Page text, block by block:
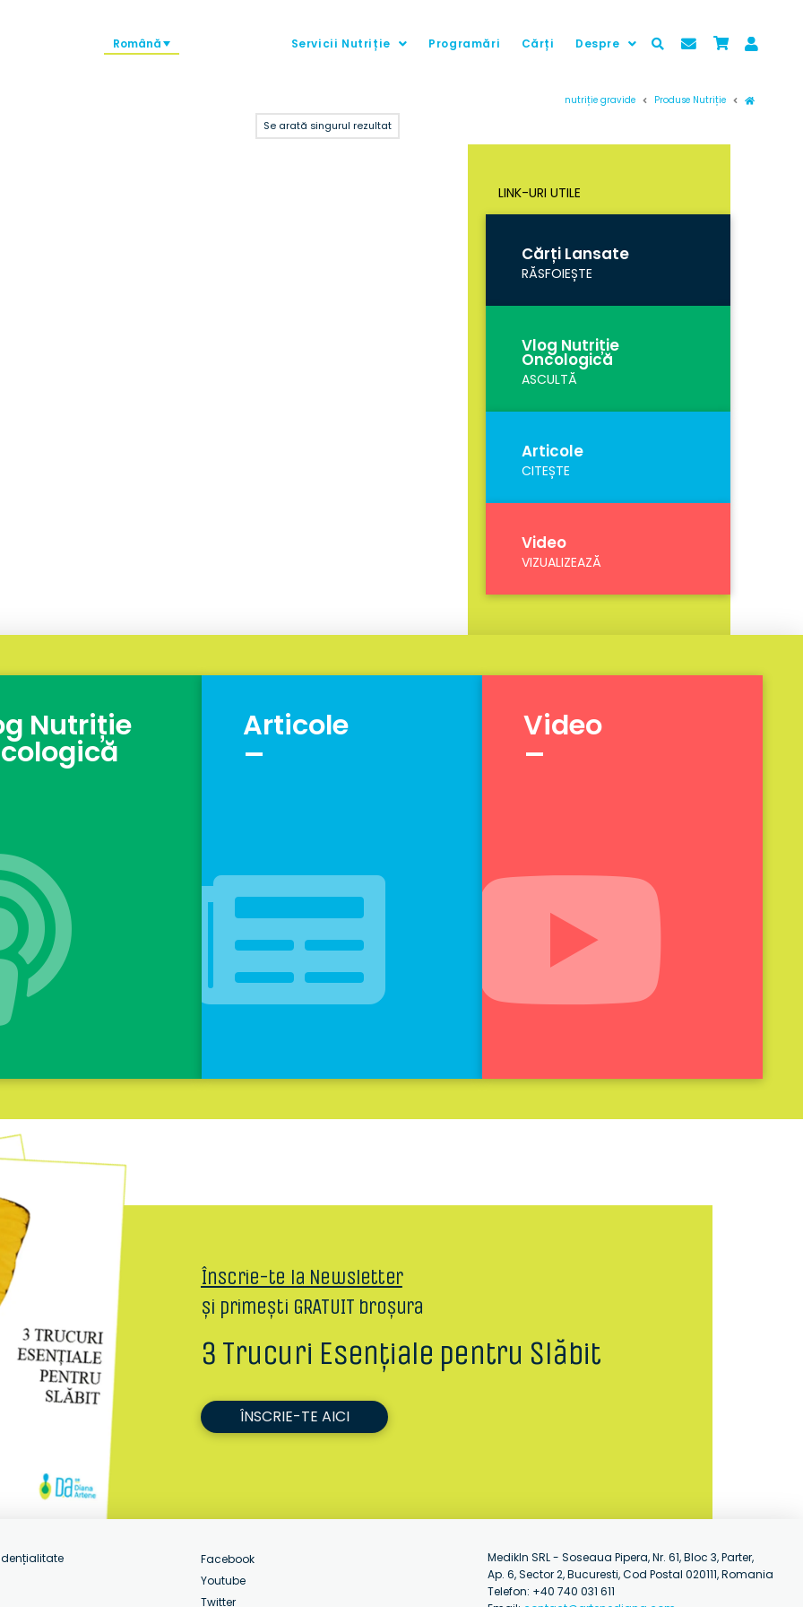
Română Servicii Nutriție Programări Cărți Despre
Prima
Produse Nutriție
nutriție gravide
Se arată singurul rezultat
LINK-URI UTILE
Cărți Lansate
RĂSFOIEȘTE
Vlog Nutriție
Oncologică
ASCULTĂ
Articole
CITEȘTE
Video
VIZUALIZEAZĂ
Nutriție Articole
_ Video
_
Înscrie-te la Newsletter
și primești GRATUIT broșura
3 Trucuri Esențiale pentru Slăbit
ÎNSCRIE-TE AICI
Facebook
Youtube
Twitter
MedikIn SRL - Soseaua Pipera, Nr. 61, Bloc 3, Parter,
Ap. 6, Sector 2, Bucuresti, Cod Postal 020111, Romania
Telefon: +40 740 031 611